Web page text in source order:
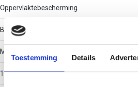
Toestemming Details
Oppervlaktebescherming
Bandverzinkt (sendzimir verzinkt) en gecoat
Materiaaldikte
1